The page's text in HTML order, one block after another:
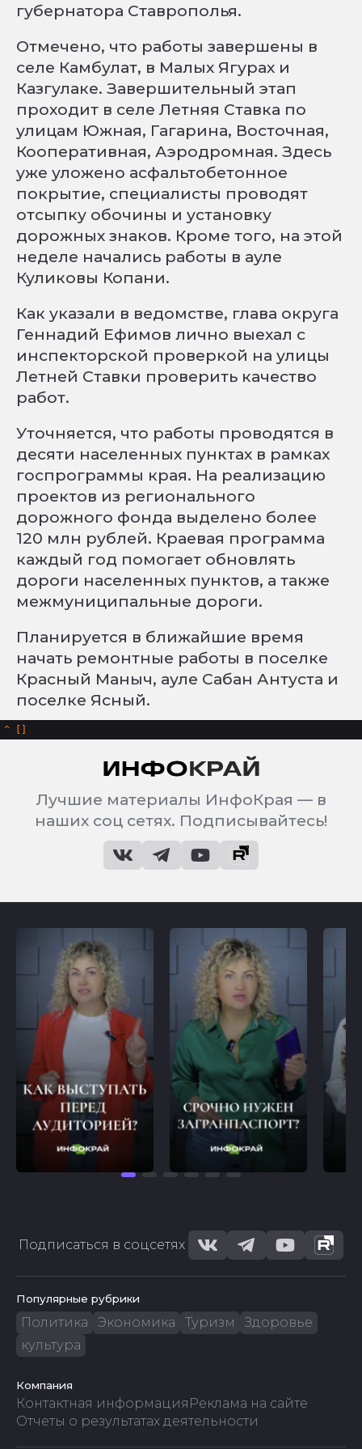
губернатора Ставрополья.
Отмечено, что работы завершены в
селе Камбулат, в Малых Ягурах и
Казгулаке. Завершительный этап
проходит в селе Летняя Ставка по
улицам Южная, Гагарина, Восточная,
Кооперативная, Аэродромная. Здесь
уже уложено асфальтобетонное
покрытие, специалисты проводят
отсыпку обочины и установку
дорожных знаков. Кроме того, на этой
неделе начались работы в ауле
Куликовы Копани.
Как указали в ведомстве, глава округа
Геннадий Ефимов лично выехал с
инспекторской проверкой на улицы
Летней Ставки проверить качество
работ.
Уточняется, что работы проводятся в
десяти населенных пунктах в рамках
госпрограммы края. На реализацию
проектов из регионального
дорожного фонда выделено более
120 млн рублей. Краевая программа
каждый год помогает обновлять
дороги населенных пунктов, а также
межмуниципальные дороги.
Планируется в ближайшие время
начать ремонтные работы в поселке
Красный Маныч, ауле Сабан Антуста и
поселке Ясный.
^
Лучшие материалы ИнфоКрая — в
наших соц сетях. Подписывайтесь!
Подписаться в соцсетях
Популярные рубрики
Политика Экономика Туризм
Здоровье
культура
Компания
Контактная информация Реклама на сайте
Отчеты о результатах деятельности